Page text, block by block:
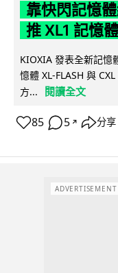
靠快閃記憶
推 XL1 記憶
KIOXIA 發表全新記憶
憶體 XL-FLASH 與
方...
閱讀全文
85 5 ↗ 分享
ADVERTISEMENT